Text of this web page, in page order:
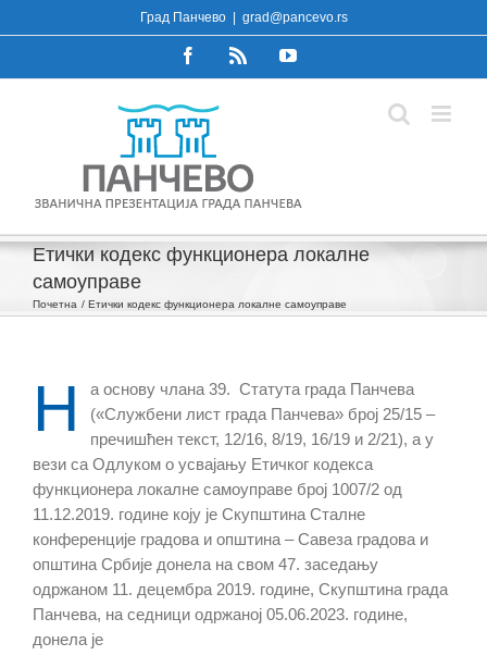
to
Град Панчево grad@pancevo.rs
FacebookRss YouTube
Етички кодекс функционера локалне
самоуправе
Почетна Етички кодекс функционера локалне самоуправе
Н
а основу члана 39. Статута града Панчева
(«Службени лист града Панчева» број 25/15 –
пречишћен текст, 12/16, 8/19, 16/19 и 2/21), а у
вези са Одлуком о усвајању Етичког кодекса
функционера локалне самоуправе број 1007/2 од
11.12.2019. године коју је Скупштина Сталне
конференције градова и општина – Савеза градова и
општина Србије донела на свом 47. заседању
одржаном 11. децембра 2019. године, Скупштина града
Панчева, на седници одржаној 05.06.2023. године,
донела је